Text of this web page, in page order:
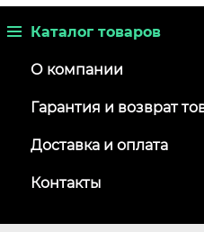
Каталог товаров
О компании
Гарантия и возврат
Доставка и оплата
Контакты